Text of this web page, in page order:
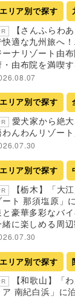
エリア別で探す
【さんふらわ
快適な九州旅へ
ーナリゾート由
・由布院を満喫
エリア別で探す
愛犬家から絶
わんわんリゾー
エリア別で探す
【栃木】「大
ート 那須塩原」
と豪華多彩なバ
緒に楽しめる周
エリア別で探す
【和歌山】「
ア 南紀白浜」に